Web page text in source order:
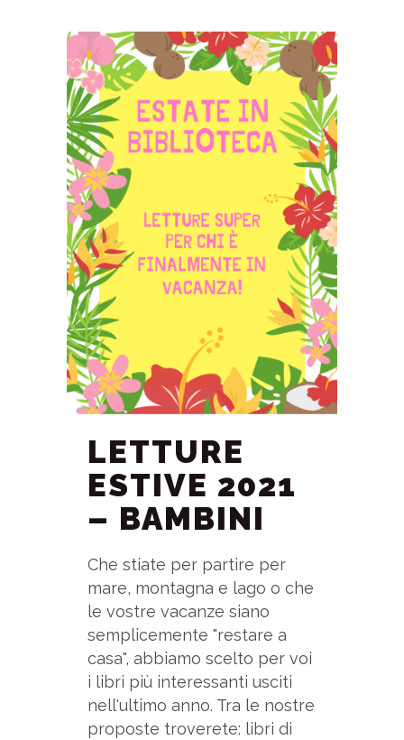
LETTURE
ESTIVE 2021
– BAMBINI
Che stiate per partire per
mare, montagna e lago o che
le vostre vacanze siano
semplicemente "restare a
casa", abbiamo scelto per voi
i libri più interessanti usciti
nell'ultimo anno. Tra le nostre
proposte troverete: libri di